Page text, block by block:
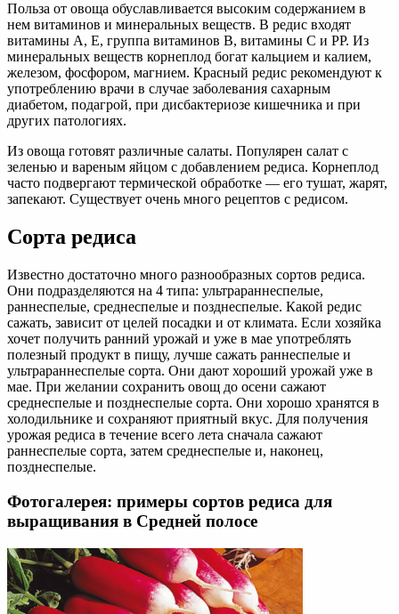
Польза от овоща обуславливается высоким содержанием в
нем витаминов и минеральных веществ. В редис входят
витамины А, Е, группа витаминов В, витамины С и РР. Из
минеральных веществ корнеплод богат кальцием и калием,
железом, фосфором, магнием. Красный редис рекомендуют к
употреблению врачи в случае заболевания сахарным
диабетом, подагрой, при дисбактериозе кишечника и при
других патологиях.
Из овоща готовят различные салаты. Популярен салат с
зеленью и вареным яйцом с добавлением редиса. Корнеплод
часто подвергают термической обработке — его тушат, жарят,
запекают. Существует очень много рецептов с редисом.
Сорта редиса
Известно достаточно много разнообразных сортов редиса.
Они подразделяются на 4 типа: ультрараннеспелые,
раннеспелые, среднеспелые и позднеспелые. Какой редис
сажать, зависит от целей посадки и от климата. Если хозяйка
хочет получить ранний урожай и уже в мае употреблять
полезный продукт в пищу, лучше сажать раннеспелые и
ультрараннеспелые сорта. Они дают хороший урожай уже в
мае. При желании сохранить овощ до осени сажают
среднеспелые и позднеспелые сорта. Они хорошо хранятся в
холодильнике и сохраняют приятный вкус. Для получения
урожая редиса в течение всего лета сначала сажают
раннеспелые сорта, затем среднеспелые и, наконец,
позднеспелые.
Фотогалерея: примеры сортов редиса для
выращивания в Средней полосе